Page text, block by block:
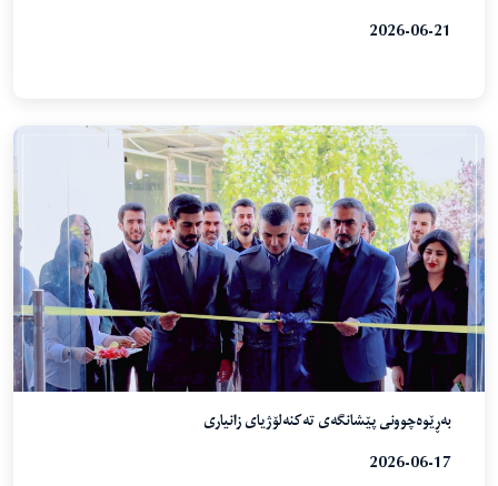
2026-06-21
بەڕێوەچوونی پێشانگەی تەکنەلۆژیای زانیاری
2026-06-17